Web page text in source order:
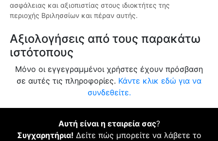
ασφάλειας και αξιοπιστίας στους ιδιοκτήτες της
περιοχής Βριλησσίων και πέραν αυτής.
Αξιολογήσεις από τους παρακάτω
ιστότοπους
Μόνο οι εγγεγραμμένοι χρήστες έχουν πρόσβαση
σε αυτές τις πληροφορίες. Κάντε κλικ εδώ για να
συνδεθείτε.
Αυτή είναι η εταιρεία σας?
Συγχαρητήρια! Δείτε πώς μπορείτε να λάβετε το